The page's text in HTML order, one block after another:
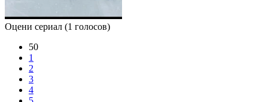
Оцени сериал (1 голосов)
50
1
2
3
4